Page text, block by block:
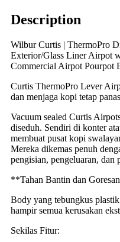
Description
Wilbur Curtis | ThermoPro
Exterior/Glass Liner Airpot
Commercial Airpot Pourpot
Curtis ThermoPro Lever
dan menjaga kopi tetap
Vacuum sealed Curtis
diseduh. Sendiri di konter
membuat pusat kopi
Mereka dikemas penuh
pengisian, pengeluaran, dan
**Tahan Bantin dan Goresan
Body yang tebungkus
hampir semua kerusakan
Sekilas Fitur: